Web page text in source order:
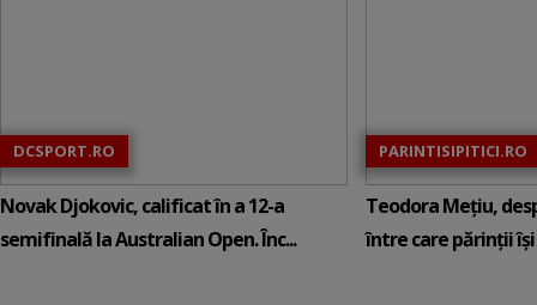
DCSPORT.RO
Novak Djokovic, calificat în a 12-a
semifinală la Australian Open. Înc...
PARINTISIPITICI.RO
Teodora Mețiu,
între care părinții își